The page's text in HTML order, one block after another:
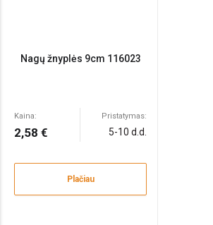
Nagų žnyplės 9cm 116023
Kaina:
2,58 €
Pristatymas:
5-10 d.d.
Plačiau